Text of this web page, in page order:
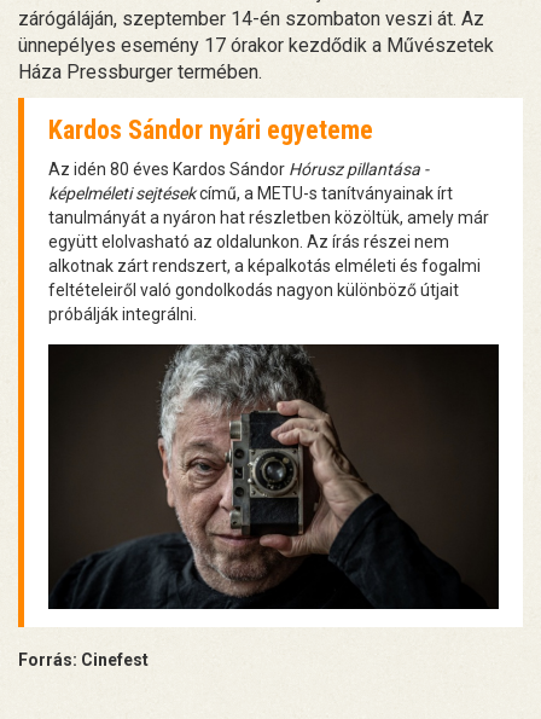
zárógáláján, szeptember 14-én szombaton veszi át. Az
ünnepélyes esemény 17 órakor kezdődik a Művészetek
Háza Pressburger termében.
Kardos Sándor nyári egyeteme
Az idén 80 éves Kardos Sándor Hórusz pillantása -
képelméleti sejtésekcímű, a METU-s tanítványainak írt
tanulmányát a nyáron hat részletben közöltük, amely már
együtt elolvasható az oldalunkon. Az írás részei nem
alkotnak zárt rendszert, a képalkotás elméleti és fogalmi
feltételeiről való gondolkodás nagyon különböző útjait
próbálják integrálni.
Forrás: Cinefest